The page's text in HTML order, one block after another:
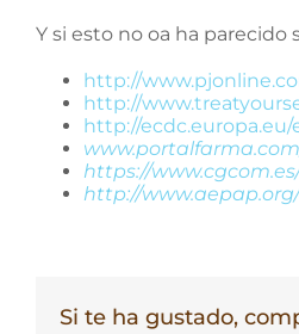
Y si esto no oa ha
http://
http://
http://ecdc.europa.eu/
https://
http://
Si te ha gustado,